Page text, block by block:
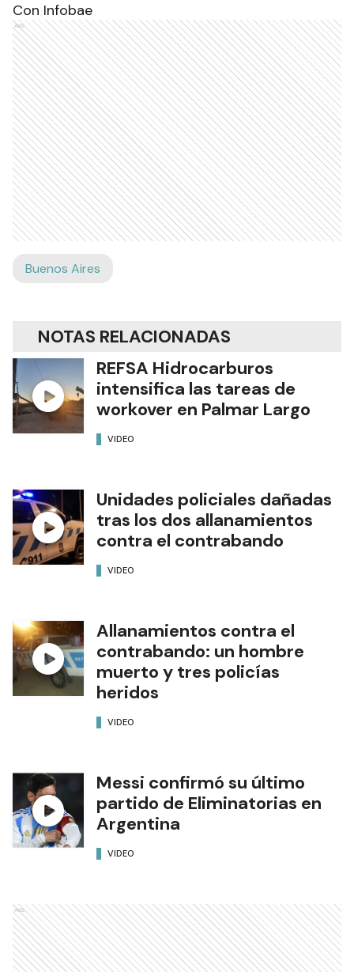
Con Infobae
Ads
Buenos Aires
NOTAS RELACIONADAS
REFSA Hidrocarburos
intensifica las tareas de
workover en Palmar Largo
VIDEO
Unidades policiales dañadas
tras los dos allanamientos
contra el contrabando
VIDEO
Allanamientos contra el
contrabando: un hombre
muerto y tres policías
heridos
VIDEO
Messi confirmó su último
partido de Eliminatorias en
Argentina
VIDEO
Ads